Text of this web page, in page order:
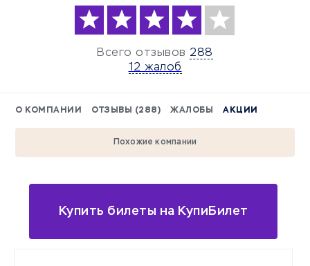
Всего отзывов 288
12 жалоб
О КОМПАНИИ ОТЗЫВЫ (288) ЖАЛОБЫ АКЦИИ
Похожие компании
Купить билеты на КупиБилет